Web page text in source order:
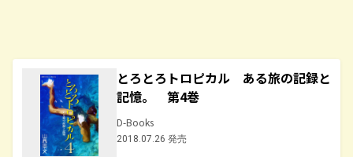
とろとろトロピカル ある旅の記録と
記憶。 第4巻
D-Books
2018.07.26 発売